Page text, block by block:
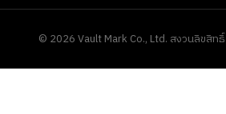
© 2026Vault Mark Co., Ltd. สงวนลิขสิทธิ์